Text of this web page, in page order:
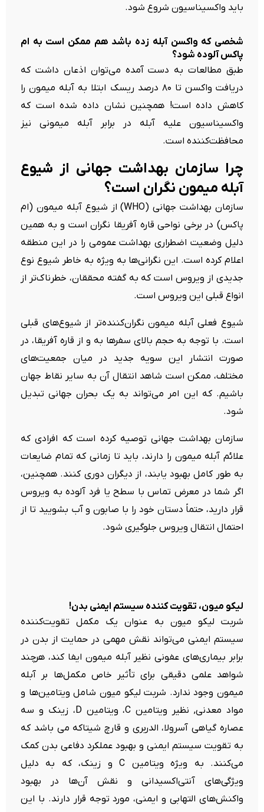
باید واکسیناسیون شروع شود.
شخصی که واکسن آبله زده باشد هم ممکن است به ام
پاکس آلوده شود؟
طبق مطالعات به دست آمده می‌توان اذعان داشت که
دریافت واکسن تا ۸۰ درصد ریسک ابتلا به آبله میمون را
کاهش داده است! همچنین نشان داده شده است که
واکسیناسیون علیه آبله در برابر آبله میمونی نیز
محافظت‌کننده است.
چرا سازمان بهداشت جهانی از شیوع
آبله میمون نگران است؟
سازمان بهداشت جهانی (WHO) از شیوع آبله میمون (ام
پاکس) در برخی نواحی قاره آفریقا نگران است و به همین
دلیل وضعیت اضطراری بهداشت عمومی را در این منطقه
اعلام کرده است. این نگرانی‌ها به ویژه به خاطر شیوع نوع
جدیدی از ویروس است که به گفته محققان، خطرناک‌تر از
انواع قبلی این ویروس است.
شیوع فعلی آبله میمون نگران‌کننده‌تر از شیوع‌های قبلی
است. با توجه به حجم بالای سفرها به و از قاره آفریقا، در
صورت انتشار این سویه جدید در میان جمعیت‌های
مختلف، ممکن است شاهد انتقال آن به سایر نقاط جهان
باشیم. که این امر می‌تواند به یک بحران جهانی تبدیل
شود.
سازمان بهداشت جهانی توصیه کرده است که افرادی که
علائم آبله میمون را دارند، باید تا زمانی که تمام ضایعات
به طور کامل بهبود یابند، از دیگران دوری کنند. همچنین،
اگر شما در معرض تماس با سطح یا فرد آلوده به ویروس
قرار دارید، حتماً دستان خود را با صابون و آب بشویید تا از
احتمال انتقال ویروس جلوگیری شود.
لیکو میون، تقویت کننده سیستم ایمنی بدن!
شربت لیکو میون به عنوان یک مکمل‌ تقویت‌کننده
سیستم ایمنی می‌تواند نقش مهمی در حمایت از بدن در
برابر بیماری‌های عفونی نظیر آبله میمون ایفا کند، هرچند
شواهد علمی دقیقی برای تأثیر خاص مکمل‌ها بر آبله
میمون وجود ندارد. شربت لیکو میون شامل ویتامین‌ها و
مواد معدنی, نظیر ویتامین C، ویتامین D، زینک و سه
عصاره گیاهی آسرولا، الدربری و قارچ شیتاکه می باشد که
به تقویت سیستم ایمنی و بهبود عملکرد دفاعی بدن کمک
می‌کنند. به ویژه ویتامین C و زینک، که به دلیل
ویژگی‌های آنتی‌اکسیدانی و نقش آن‌ها در بهبود
واکنش‌های التهابی و ایمنی، مورد توجه قرار دارند. با این